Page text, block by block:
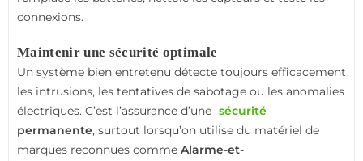
connexions.
Maintenir une sécurité optimale
Un système bien entretenu détecte toujours efficacement
les intrusions, les tentatives de sabotage ou les anomalies
électriques. C’est l’assurance d’une sécurité
permanente, surtout lorsqu’on utilise du matériel de
marques reconnues comme Alarme-et-